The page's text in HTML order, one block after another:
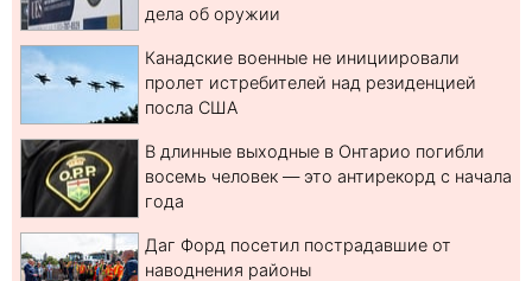
дела об оружии
Канадские военные не инициировали
пролет истребителей над резиденцией
посла США
В длинные выходные в Онтарио погибли
восемь человек — это антирекорд с начала
года
Даг Форд посетил пострадавшие от
наводнения районы